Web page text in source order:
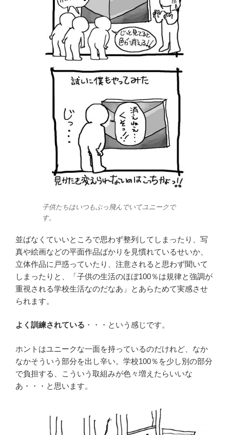
子供たちはいつもぶっ飛んでいてユニークで
す。
並ばなくていいところで思わず整列してしまったり、写
真や絵画などの平面作品ばかりを見慣れているせいか、
立体作品に戸惑っていたり、注意されると思わず聞いて
しまったりと、「子供の生活のほぼ100％は規律と強調が
重視される学校生活なのだなあ」とあらためて実感させ
られます。
よく訓練されている ・・・という感じです。
ホントはユニークな一面を持っているのだけれど、なか
なかそういう部分を出し辛い。学校100％を少し別の部分
で負担する、こういう取組みが色々増えたらいいな
あ・・・と思います。